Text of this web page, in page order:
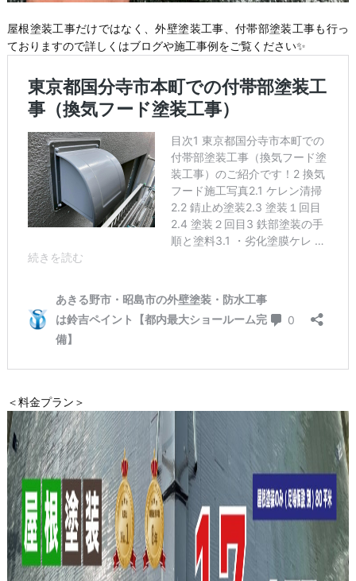
屋根塗装工事だけではなく、外壁塗装工事、付帯部塗装工事も行っ
ておりますので詳しくはブログや施工事例をご覧ください✨
＜料金プラン＞